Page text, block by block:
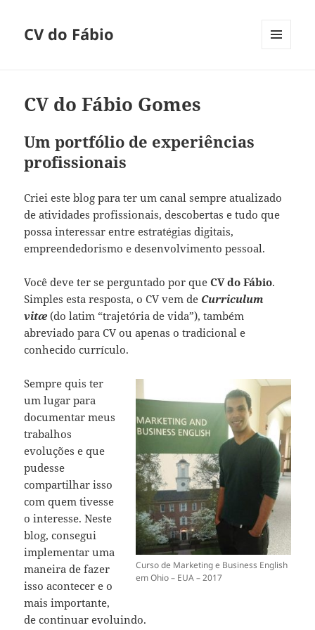
CV do Fábio
CV do Fábio Gomes
Um portfólio de experiências
profissionais
Criei este blog para ter um canal sempre atualizado
de atividades profissionais, descobertas e tudo que
possa interessar entre estratégias digitais,
empreendedorismo e desenvolvimento pessoal.
Você deve ter se perguntado por queCV do Fábio.
Simples esta resposta, o CV vem de Curriculum
vitæ(do latim “trajetória de vida”), também
abreviado para CV ou apenas o tradicional e
conhecido currículo.
Curso de Marketing e Business English
em Ohio – EUA – 2017
Sempre quis ter
um lugar para
documentar meus
trabalhos
evoluções e que
pudesse
compartilhar isso
com quem tivesse
o interesse. Neste
blog, consegui
implementar uma
maneira de fazer
isso acontecer e o
mais importante,
de continuar evoluindo.